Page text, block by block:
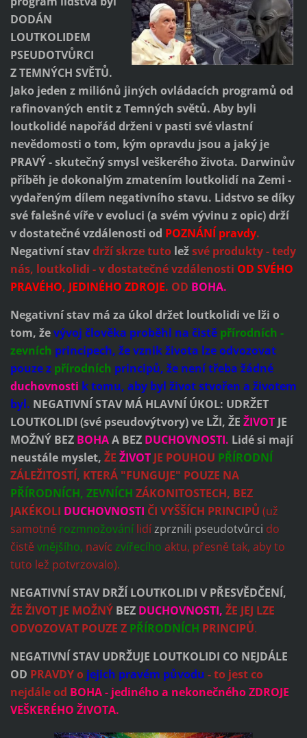
DODÁN
LOUTKOLIDEM
PSEUDOTVŮRCI
Z TEMNÝCH SVĚTŮ.
Jako jeden z miliónů jiných ovládacích programů od
rafinovaných entit z Temných světů. Aby byli
loutkolidé napořád drženi v pasti své vlastní
nevědomosti o tom, kým opravdu jsou a jaký je
PRAVÝ - skutečný smysl veškerého života. Darwinův
příběh je dokonalým zmatením loutkolidí na Zemi -
vydařeným dílem negativního stavu. Lidstvo se díky
své falešné víře v evoluci (a svém vývinu z opic) drží
v dostatečné vzdálenosti od POZNÁNÍ pravdy.
Negativní stavdrží skrze tuto ležsvé produkty - tedy
nás, loutkolidi - v dostatečné vzdálenosti OD SVÉHO
PRAVÉHO, JEDINÉHO ZDROJE. OD BOHA.
Negativní stav má za úkol držet loutkolidi ve lži o
tom, ževývoj člověka proběhl na čistě přírodních -
zevních principech, že vznik života lze odvozovat
pouze z přírodních principů, že není třeba žádné
duchovnosti k tomu, aby byl život stvořen a životem
byl. NEGATIVNÍ STAV MÁ HLAVNÍ ÚKOL: UDRŽET
LOUTKOLIDI (své pseudovýtvory) ve LŽI, ŽE ŽIVOT JE
MOŽNÝ BEZBOHAA BEZDUCHOVNOSTI. Lidé si mají
neustále myslet, ŽE ŽIVOTJE POUHOU PŘÍRODNÍ
ZÁLEŽITOSTÍ, KTERÁ "FUNGUJE" POUZE NA
PŘÍRODNÍCH, ZEVNÍCH ZÁKONITOSTECH, BEZ
JAKÉKOLI DUCHOVNOSTI ČI VYŠŠÍCH PRINCIPŮ (už
samotné rozmnožování lidízprznili pseudotvůrci do
čistě vnějšího, navíc zvířecího aktu, přesně tak, aby to
tuto lež potvrzovalo).
NEGATIVNÍ STAV DRŽÍ LOUTKOLIDI V PŘESVĚDČENÍ,
ŽE ŽIVOT JE MOŽNÝ BEZ DUCHOVNOSTI, ŽE JEJ LZE
ODVOZOVAT POUZE Z PŘÍRODNÍCH PRINCIPŮ.
NEGATIVNÍ STAV UDRŽUJE LOUTKOLIDI CO NEJDÁLE
OD PRAVDY o jejich pravém původu - to jest co
nejdále od BOHA - jediného a nekonečného ZDROJE
VEŠKERÉHO ŽIVOTA.